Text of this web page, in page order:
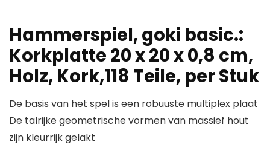
Hammerspiel, goki basic.:
Korkplatte 20 x 20 x 0,8 cm,
Holz, Kork,118 Teile, per Stuk
De basis van het spel is een robuuste multiplex plaat
De talrijke geometrische vormen van massief hout
zijn kleurrijk gelakt